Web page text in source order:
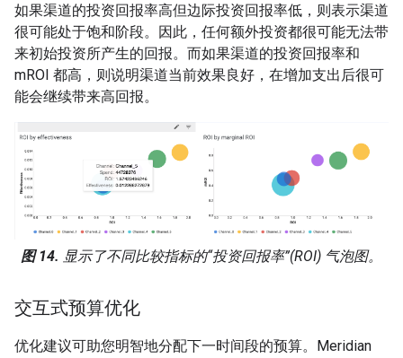
如果渠道的投资回报率高但边际投资回报率低，则表示渠道
很可能处于饱和阶段。因此，任何额外投资都很可能无法带
来初始投资所产生的回报。而如果渠道的投资回报率和
mROI 都高，则说明渠道当前效果良好，在增加支出后很可
能会继续带来高回报。
图 14. 显示了不同比较指标的“投资回报率”(ROI) 气泡图。
交互式预算优化
优化建议可助您明智地分配下一时间段的预算。Meridian